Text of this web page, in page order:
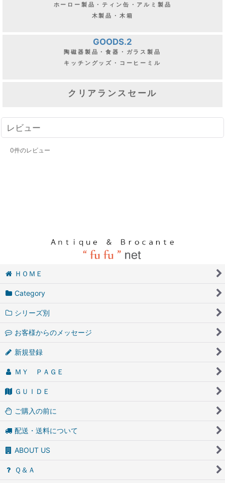
ホーロー製品・ティン缶・アルミ製品
木製品・木箱
GOODS.2
陶磁器製品・食器・ガラス製品
キッチングッズ・コーヒーミル
クリアランスセール
レビュー
0件のレビュー
ＨＯＭＥ
Category
シリーズ別
お客様からのメッセージ
新規登録
ＭＹ ＰＡＧＥ
ＧＵＩＤＥ
ご購入の前に
配送・送料について
ABOUT US
Ｑ＆Ａ